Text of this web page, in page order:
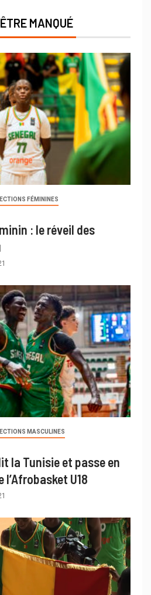
MANQUÉ
FÉMININES
: le réveil des
MASCULINES
la Tunisie et passe en
U18